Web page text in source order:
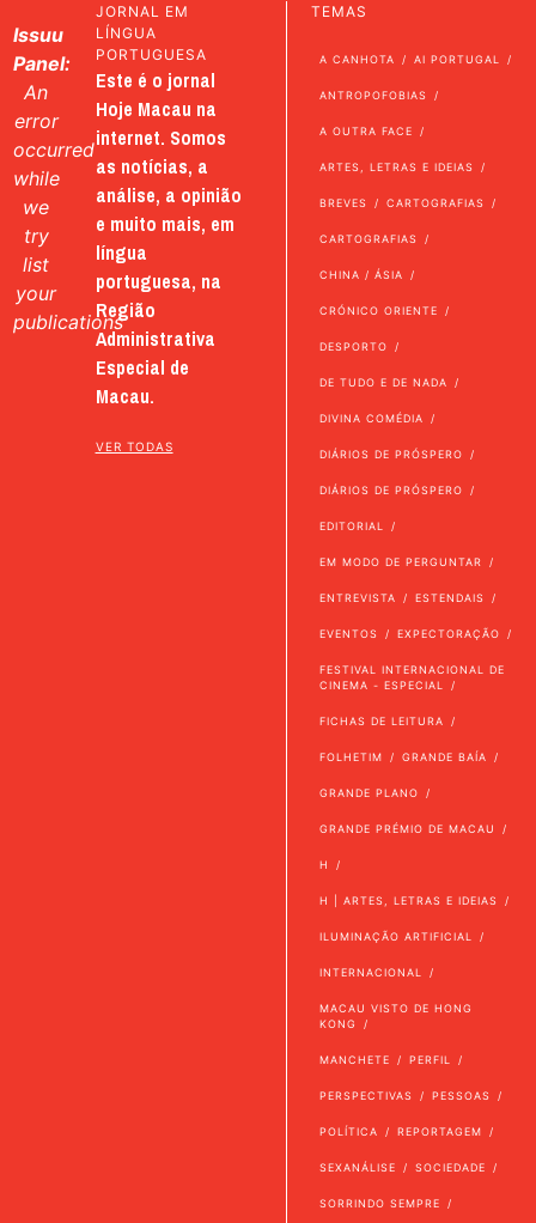
Issuu
Panel:
An
error
occurred
while
we
try
list
your
publications
JORNAL EM
LÍNGUA
PORTUGUESA
Este é o jornal
Hoje Macau na
internet. Somos
as notícias, a
análise, a opinião
e muito mais, em
língua
portuguesa, na
Região
Administrativa
Especial de
Macau.
VER TODAS
TEMAS
A CANHOTA AI PORTUGAL
ANTROPOFOBIAS
A OUTRA FACE
ARTES, LETRAS E IDEIAS
BREVES CARTOGRAFIAS
CARTOGRAFIAS
CHINA / ÁSIA
CRÓNICO ORIENTE
DESPORTO
DE TUDO E DE NADA
DIVINA COMÉDIA
DIÁRIOS DE PRÓSPERO
DIÁRIOS DE PRÓSPERO
EDITORIAL
EM MODO DE PERGUNTAR
ENTREVISTA ESTENDAIS
EVENTOS EXPECTORAÇÃO
FESTIVAL INTERNACIONAL DE
CINEMA - ESPECIAL
FICHAS DE LEITURA
FOLHETIM GRANDE BAÍA
GRANDE PLANO
GRANDE PRÉMIO DE MACAU
H
H | ARTES, LETRAS E IDEIAS
ILUMINAÇÃO ARTIFICIAL
INTERNACIONAL
MACAU VISTO DE HONG
KONG
MANCHETE PERFIL
PERSPECTIVAS PESSOAS
POLÍTICA REPORTAGEM
SEXANÁLISE SOCIEDADE
SORRINDO SEMPRE